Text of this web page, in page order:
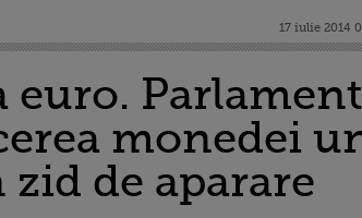
17 iulie 2014
euro.
monedei
de aparare